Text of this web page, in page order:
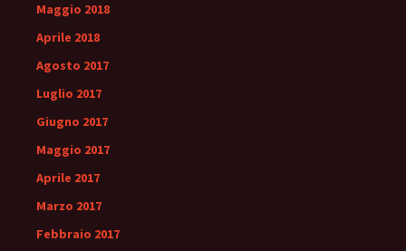
Maggio 2018
Aprile 2018
Agosto 2017
Luglio 2017
Giugno 2017
Maggio 2017
Aprile 2017
Marzo 2017
Febbraio 2017